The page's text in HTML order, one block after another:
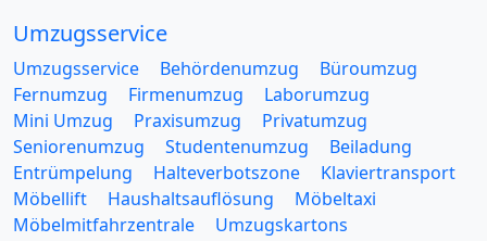
Umzugsservice
Umzugsservice Behördenumzug
Büroumzug
Fernumzug
Firmenumzug
Laborumzug
Mini Umzug
Praxisumzug
Privatumzug
Seniorenumzug
Studentenumzug
Beiladung
Entrümpelung
Halteverbotszone
Klaviertransport
Möbellift
Haushaltsauflösung
Möbeltaxi
Möbelmitfahrzentrale
Umzugskartons